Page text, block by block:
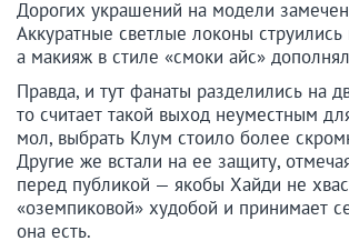
Дорогих украшений на модели
Аккуратные светлые локоны
а макияж в стиле «смоки айс»
Правда, и тут фанаты разделились на
то считает такой выход неуместным
мол, выбрать Клум стоило более
Другие же встали на ее защиту,
перед публикой — якобы Хайди не
«оземпиковой» худобой и принимает
она есть.